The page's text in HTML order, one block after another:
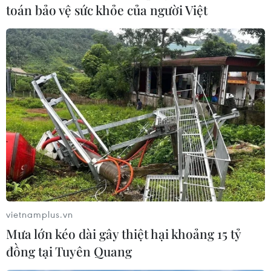
nay, cũng là nội dung chính sẽ được thảo luận
tại hội nghị lần này.
Tương tự Hiệp định Paris về biến đổi khí hậu,
giải pháp đối với rác thải nhựa cũng đòi hỏi sự
nỗ lực và hợp tác của cộng đồng quốc tế.
Với tư cách nước chủ nhà, tại hội nghị, Nhật Bản
sẽ đưa ra đề xuất thiết lập một khuôn khổ quốc
tế mới nhằm thúc đẩy các nỗ lực giảm rác thải
nhựa ra đại dương, cũng như thảo luận về việc
hỗ trợ kỹ thuật cho các nước đang phát triển
giảm rác thải nhựa.
Các quốc gia sẽ tập trung thảo luận về việc xây
dựng hệ thống quy phạm áp dụng cho cả các
nước mới nổi và các nước đang phát triển.
toán bảo vệ sức khỏe của người Việt
vietnamplus.vn
Mưa lớn kéo dài gây thiệt hại khoảng 15 tỷ
đồng tại Tuyên Quang